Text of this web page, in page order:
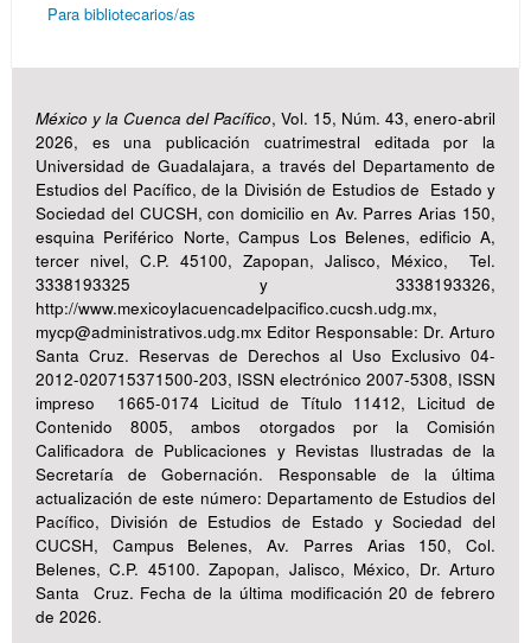
Para bibliotecarios/as
México y la Cuenca del Pacífico, Vol. 15, Núm. 43, enero-abril
2026, es una publicación cuatrimestral editada por la
Universidad de Guadalajara, a través del Departamento de
Estudios del Pacífico, de la División de Estudios de Estado y
Sociedad del CUCSH, con domicilio en Av. Parres Arias 150,
esquina Periférico Norte, Campus Los Belenes, edificio A,
tercer nivel, C.P. 45100, Zapopan, Jalisco, México, Tel.
3338193325 y 3338193326,
http://www.mexicoylacuencadelpacifico.cucsh.udg.mx,
mycp@administrativos.udg.mx Editor Responsable: Dr. Arturo
Santa Cruz. Reservas de Derechos al Uso Exclusivo 04-
2012-020715371500-203, ISSN electrónico 2007-5308, ISSN
impreso 1665-0174 Licitud de Título 11412, Licitud de
Contenido 8005, ambos otorgados por la Comisión
Calificadora de Publicaciones y Revistas Ilustradas de la
Secretaría de Gobernación. Responsable de la última
actualización de este número: Departamento de Estudios del
Pacífico, División de Estudios de Estado y Sociedad del
CUCSH, Campus Belenes, Av. Parres Arias 150, Col.
Belenes, C.P. 45100. Zapopan, Jalisco, México, Dr. Arturo
Santa Cruz. Fecha de la última modificación 20 de febrero
de 2026.